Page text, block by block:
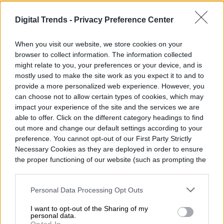
Digital Trends - Privacy Preference Center
When you visit our website, we store cookies on your
browser to collect information. The information collected
might relate to you, your preferences or your device, and is
mostly used to make the site work as you expect it to and to
provide a more personalized web experience. However, you
can choose not to allow certain types of cookies, which may
impact your experience of the site and the services we are
able to offer. Click on the different category headings to find
out more and change our default settings according to your
preference. You cannot opt-out of our First Party Strictly
Necessary Cookies as they are deployed in order to ensure
the proper functioning of our website (such as prompting the
Personal Data Processing Opt Outs
I want to opt-out of the Sharing of my
personal data.
Una instalación publicitaria inusual ha
captado la atención de transeúntes y
conductores en Los Ángeles: desde el
jueves 6 de agosto, un performer
permanece viviendo dentro de una valla
publicitaria amueblada a nueve metros de
altura sobre Sunset Boulevard, en la
intersección con Selma Avenue, en West
Hollywood. La acción forma parte de una
campaña promocional de Netflix para su
nueva película de ciencia ficción y terror,
The Last House (La última casa),
Read more